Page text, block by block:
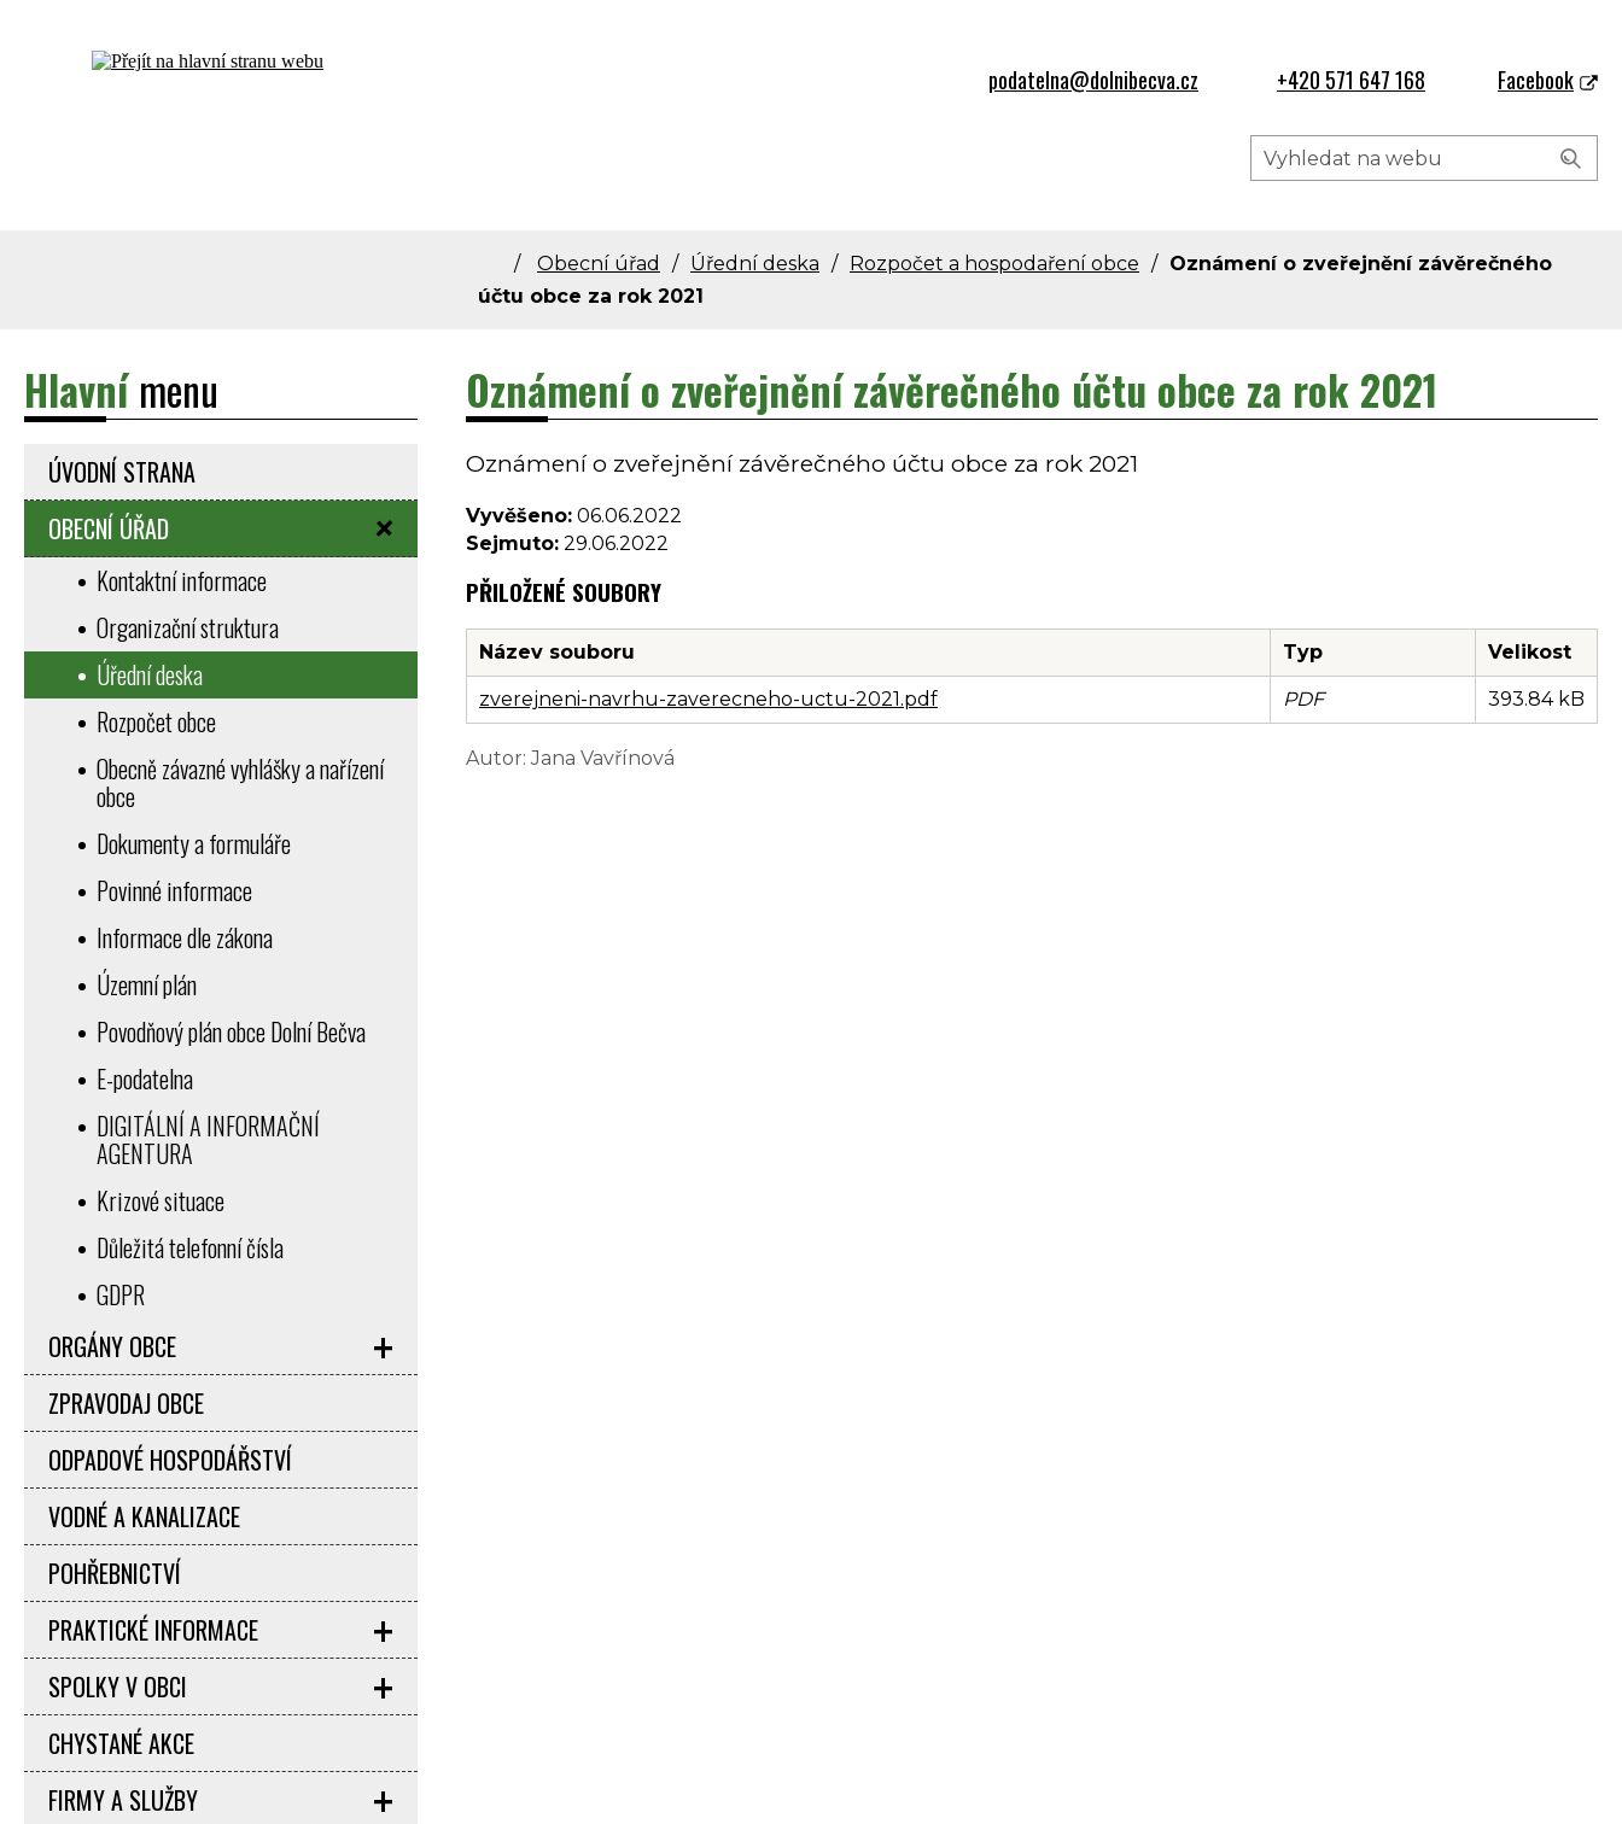
Dolní Bečva - oficiální stránky obce
podatelna@dolnibecva.cz +420 571 647 168 Facebook
Obecní úřad Úřední deska Rozpočet a hospodaření obce
Oznámení o zveřejnění závěrečného
účtu obce za rok 2021
Oznámení o zveřejnění závěrečného účtu obce za rok 2021
Oznámení o zveřejnění závěrečného účtu obce za rok 2021
Vyvěšeno: 06.06.2022
Sejmuto: 29.06.2022
PŘILOŽENÉ SOUBORY
Název souboru Typ Velikost
zverejneni-navrhu-zaverecneho-uctu-2021.pdf PDF 393.84 kB
Autor: Jana Vavřínová
Hlavnímenu
ÚVODNÍ STRANA
OBECNÍ ÚŘAD
Kontaktní informace
Organizační struktura
Úřední deska
Rozpočet obce
Obecně závazné vyhlášky a nařízení
obce
Dokumenty a formuláře
Povinné informace
Informace dle zákona
Územní plán
Povodňový plán obce Dolní Bečva
E-podatelna
DIGITÁLNÍ A INFORMAČNÍ
AGENTURA
Krizové situace
Důležitá telefonní čísla
GDPR
ORGÁNY OBCE
ZPRAVODAJ OBCE
ODPADOVÉ HOSPODÁŘSTVÍ
VODNÉ A KANALIZACE
POHŘEBNICTVÍ
PRAKTICKÉ INFORMACE
SPOLKY V OBCI
CHYSTANÉ AKCE
FIRMY A SLUŽBY